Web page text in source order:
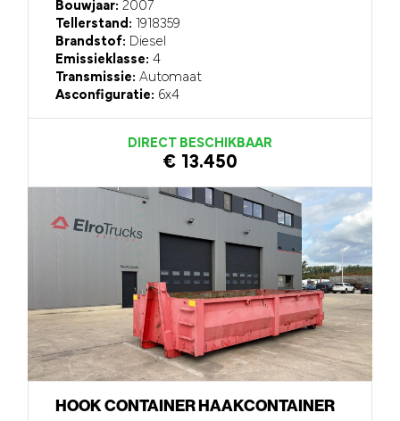
Bouwjaar: 2007
Tellerstand: 1918359
Brandstof: Diesel
Emissieklasse: 4
Transmissie: Automaat
Asconfiguratie: 6x4
DIRECT BESCHIKBAAR
€ 13.450
HOOK CONTAINER HAAKCONTAINER